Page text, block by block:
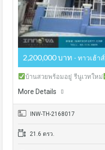
2,200,000 บาท - ทาวเฮ้าส์
บ้านสวยพร้อมอยู่ รีนูเวทใหม่
More Details
INW-TH-2168017
21.6 ตรว.